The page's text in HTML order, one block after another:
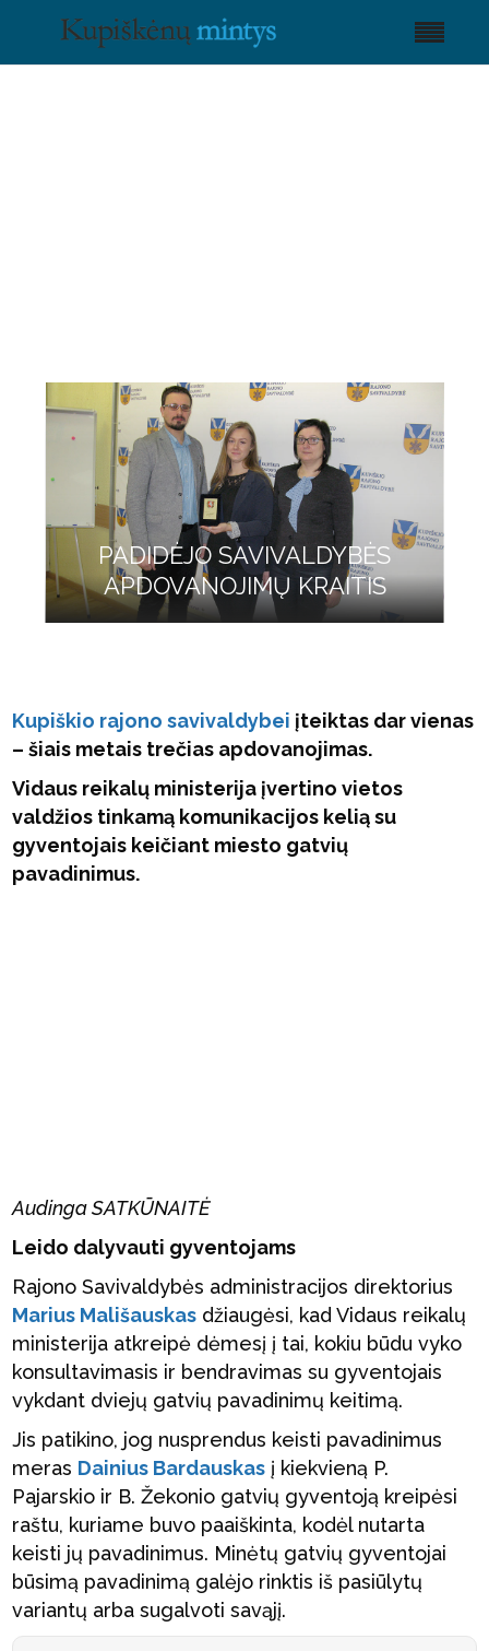
PADIDĖJO SAVIVALDYBĖS
APDOVANOJIMŲ KRAITIS
Kupiškio rajono savivaldybei įteiktas dar vienas
– šiais metais trečias apdovanojimas.
Vidaus reikalų ministerija įvertino vietos
valdžios tinkamą komunikacijos kelią su
gyventojais keičiant miesto gatvių
pavadinimus.
Audinga SATKŪNAITĖ
Leido dalyvauti gyventojams
Rajono Savivaldybės administracijos direktorius
Marius Mališauskas džiaugėsi, kad Vidaus reikalų
ministerija atkreipė dėmesį į tai, kokiu būdu vyko
konsultavimasis ir bendravimas su gyventojais
vykdant dviejų gatvių pavadinimų keitimą.
Jis patikino, jog nusprendus keisti pavadinimus
meras Dainius Bardauskas į kiekvieną P.
Pajarskio ir B. Žekonio gatvių gyventoją kreipėsi
raštu, kuriame buvo paaiškinta, kodėl nutarta
keisti jų pavadinimus. Minėtų gatvių gyventojai
būsimą pavadinimą galėjo rinktis iš pasiūlytų
variantų arba sugalvoti savąjį.